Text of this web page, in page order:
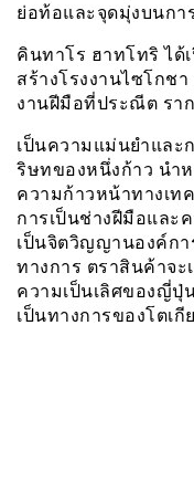
ย่อท้อและจุดมุ่งบนกา
คินทาโร ฮาทโทริ ได้
สร้างโรงงานไซโกช
งานฝีมือที่ประณีต รา
เป็นความแม่นยำและ
ริษทของหนึ่งก้าว นำ
ความก้าวหน้าทางเท
การเป็นช่างฝีมือและ
เป็นจิตวิญญานองค์กา
ทางการ ตราสินค้าจ
ความเป็นเลิศของญี่ปุ่
เป็นทางการของโตเ